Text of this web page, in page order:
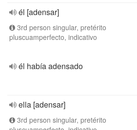
él [adensar]
3rd person singular, pretérito
pluscuamperfecto, indicativo
él había adensado
ella [adensar]
3rd person singular, pretérito